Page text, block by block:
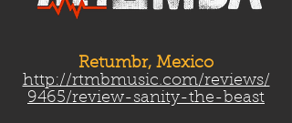
Retumbr, Mexico
http://rtmbmusic.com/reviews/
9465/review-sanity-the-beast